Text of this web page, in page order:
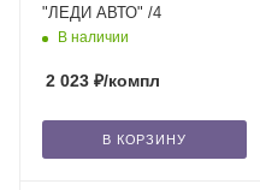
"ЛЕДИ АВТО" /4
В наличии
2 023 ₽/компл
В КОРЗИНУ